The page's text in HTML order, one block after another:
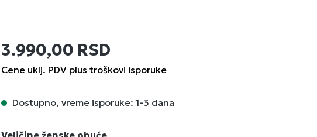
3.990,00 RSD
Cene uklj. PDV plus troškovi isporuke
Dostupno, vreme isporuke: 1-3 dana
Izaberi